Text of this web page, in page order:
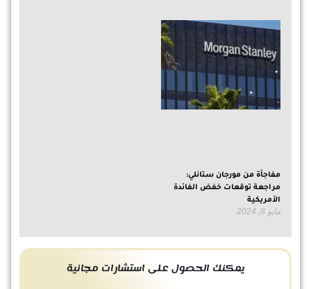
مفاجأة من مورجان ستانلي:
مراجعة توقعات خفض الفائدة
الأمريكية
مايو 8, 2024
يمكنك الحصول على استشارات مجانية